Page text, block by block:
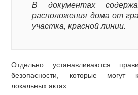
В документах
расположения дома от
участка, красной линии.
Отдельно устанавливаются
безопасности, которые могут
локальных актах.